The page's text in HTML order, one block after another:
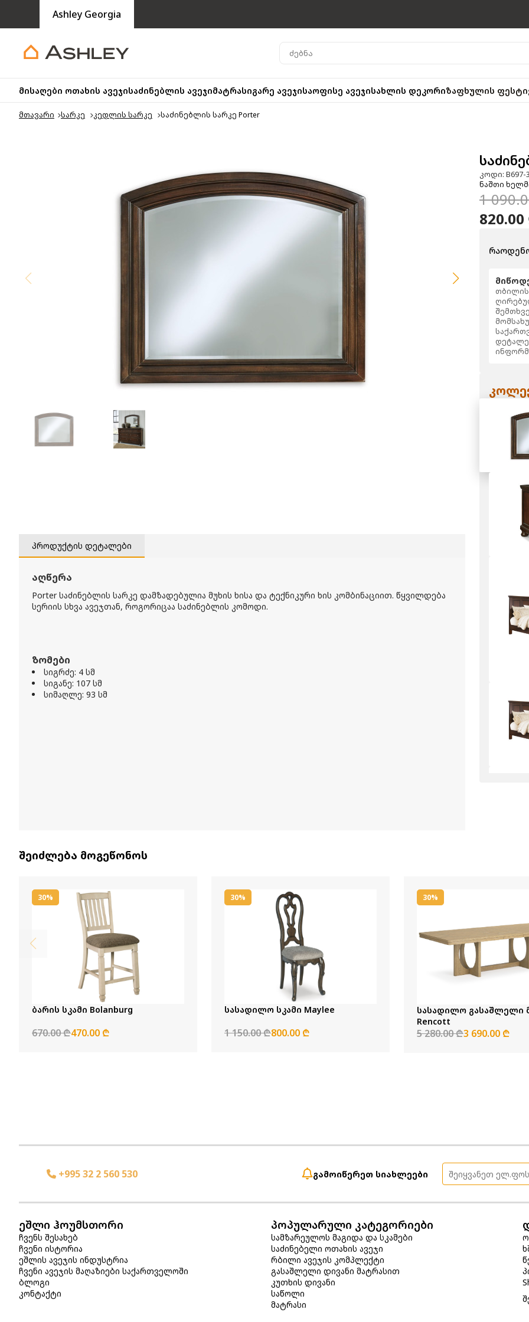
Ashley Georgia
მისაღები ოთახის ავეჯისაძინებლის ავეჯიმატრასიგარე ავეჯისაოფისე ავეჯისახლის დეკორიზაფხულის
მთავარი სარკე კედლის სარკე საძინებლის სარკე Porter
კოდი: B697-
ნაშთი
1
პროდუქტის დეტალები
აღწერა
Porter საძინებლის სარკე დამზადებულია მუხის ხისა და ტექნიკური ხის კომბინაციით. წყვილდება
სერიის სხვა ავეჯთან, როგორიცაა საძინებლის კომოდი.
ზომები
სიგრძე: 4 სმ
სიგანე: 107 სმ
სიმაღლე: 93 სმ
შეიძლება მოგეწონოს
30%
ბარის სკამი Bolanburg
670.00 ₾470.00 ₾
30%
სასადილო სკამი Maylee
1 150.00 ₾800.00 ₾
30%
სასადილო გასაშლელი მაგიდა
Rencott
5 280.00 ₾3 690.00 ₾
+995 32 2 560 530 გამოიწერეთ სიახლეები
ეშლი ჰოუმსთორი
ჩვენს შესახებ
ჩვენი ისტორია
ეშლის ავეჯის ინდუსტრია
ჩვენი ავეჯის მაღაზიები საქართველოში
ბლოგი
კონტაქტი
პოპულარული კატეგორიები
სამზარეულოს მაგიდა და სკამები
საძინებელი ოთახის ავეჯი
რბილი ავეჯის კომპლექტი
გასაშლელი დივანი მატრასით
კუთხის დივანი
საწოლი
მატრასი